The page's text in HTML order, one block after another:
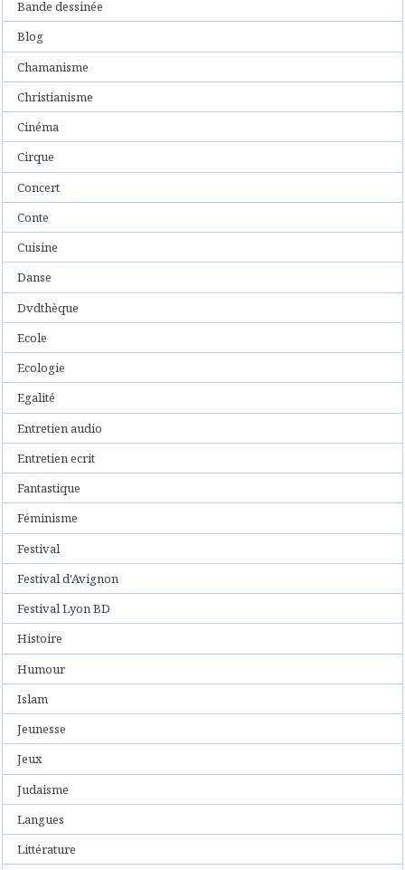
Bande dessinée
Blog
Chamanisme
Christianisme
Cinéma
Cirque
Concert
Conte
Cuisine
Danse
Dvdthèque
Ecole
Ecologie
Egalité
Entretien audio
Entretien ecrit
Fantastique
Féminisme
Festival
Festival d'Avignon
Festival Lyon BD
Histoire
Humour
Islam
Jeunesse
Jeux
Judaisme
Langues
Littérature